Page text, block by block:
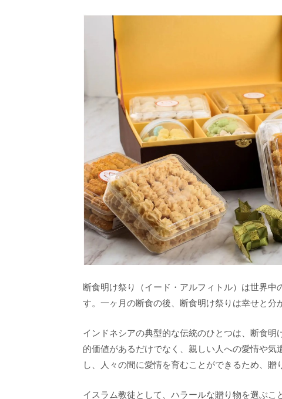
断食明け祭り（イード・アルフィトル）は世界
す。一ヶ月の断食の後、断食明け祭りは幸せと分
インドネシアの典型的な伝統のひとつは、断食
的価値があるだけでなく、親しい人への愛情や
し、人々の間に愛情を育むことができるため、贈
イスラム教徒として、ハラールな贈り物を選ぶ